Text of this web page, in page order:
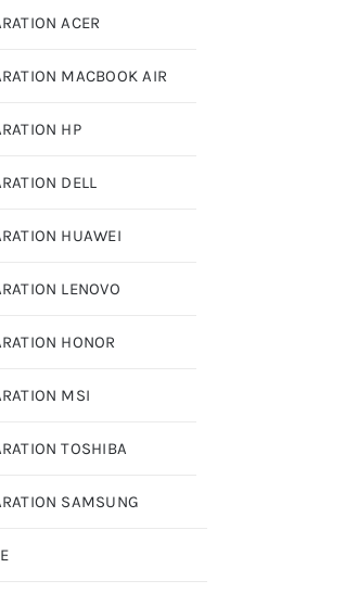
ACER
MACBOOK AIR
HP
DELL
HUAWEI
LENOVO
HONOR
MSI
TOSHIBA
SAMSUNG